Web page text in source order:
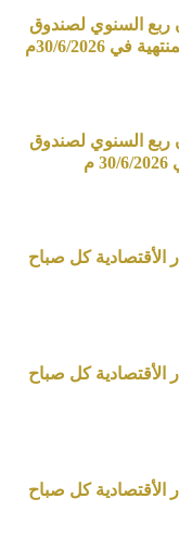
ربع السنوي لصندوق
30/6/2026م
ربع السنوي لصندوق
الأقتصادية كل صباح
الأقتصادية كل صباح
الأقتصادية كل صباح